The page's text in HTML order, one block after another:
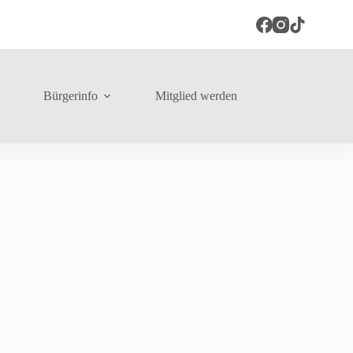
Bürgerinfo Mitglied werden